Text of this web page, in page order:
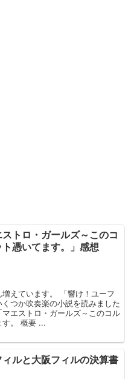
ストロ・ガールズ～このコ
憑いてます。」感想
えています。 「響け！ユーフ
つか吹奏楽の小説を読みました
エストロ・ガールズ～このコル
す。 概要 ...
ルと大阪フィルの決算書